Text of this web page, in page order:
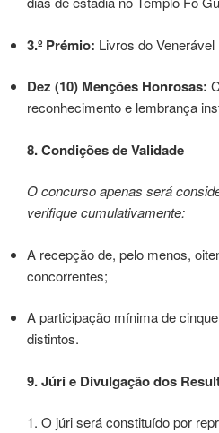
3.º Prémio: Livros do
Dez (10) Menções Honrosas:
reconhecimento e lembrança
8. Condições de Validade
O concurso apenas será
verifique cumulativamente:
A recepção de, pelo menos,
concorrentes;
A participação mínima de
distintos.
9. Júri e Divulgação dos
1. O júri será constituído por